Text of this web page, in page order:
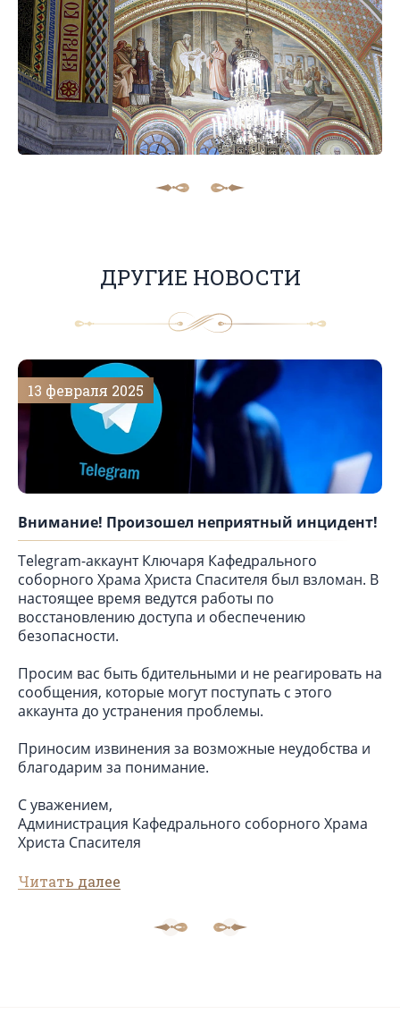
ДРУГИЕ НОВОСТИ
13 февраля 2025
Внимание! Произошел неприятный инцидент!
Telegram-аккаунт Ключаря Кафедрального
соборного Храма Христа Спасителя был взломан. В
настоящее время ведутся работы по
восстановлению доступа и обеспечению
безопасности.
Просим вас быть бдительными и не реагировать на
сообщения, которые могут поступать с этого
аккаунта до устранения проблемы.
Приносим извинения за возможные неудобства и
благодарим за понимание.
С уважением,
Администрация Кафедрального соборного Храма
Христа Спасителя
Читать далее